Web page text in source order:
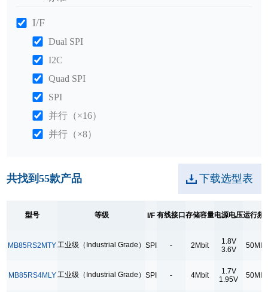
I/F
Dual SPI
I2C
Quad SPI
SPI
并行（×16）
并行（×8）
SPI
12Mbit
1Mbit
共找到55款产品 下载选型表
型号 等级 I/F 有线接口存储容量电源电压运行频
MB85RS2MTY工业级（Industrial Grade）SPI - 2Mbit
1.8V
3.6V
MB85RS4MLY工业级（Industrial Grade）SPI - 4Mbit
1.7V
1.95V